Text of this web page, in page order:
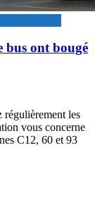
bus ont bougé
régulièrement les
vous concerne
C12, 60 et 93